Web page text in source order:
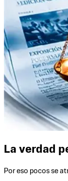
La verdad
Por eso pocos se